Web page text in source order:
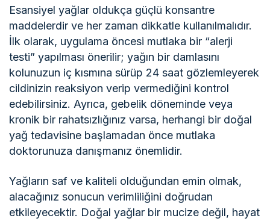
Esansiyel yağlar oldukça güçlü konsantre
maddelerdir ve her zaman dikkatle kullanılmalıdır.
İlk olarak, uygulama öncesi mutlaka bir “alerji
testi” yapılması önerilir; yağın bir damlasını
kolunuzun iç kısmına sürüp 24 saat gözlemleyerek
cildinizin reaksiyon verip vermediğini kontrol
edebilirsiniz. Ayrıca, gebelik döneminde veya
kronik bir rahatsızlığınız varsa, herhangi bir doğal
yağ tedavisine başlamadan önce mutlaka
doktorunuza danışmanız önemlidir.
Yağların saf ve kaliteli olduğundan emin olmak,
alacağınız sonucun verimliliğini doğrudan
etkileyecektir. Doğal yağlar bir mucize değil, hayat